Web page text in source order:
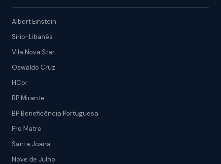
Albert Einstein
Sírio-Libanês
Vila Nova Star
Oswaldo Cruz
HCor
BP Mirante
BP Beneficência Portuguesa
Pro Matre
Santa Joana
Nove de Julho